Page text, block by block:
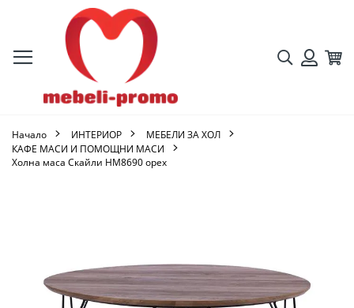
Търсене
Начало ИНТЕРИОР
МЕБЕЛИ ЗА ХОЛ
КАФЕ МАСИ И ПОМОЩНИ МАСИ
Холна маса Скайли HM8690 орех
изображенията